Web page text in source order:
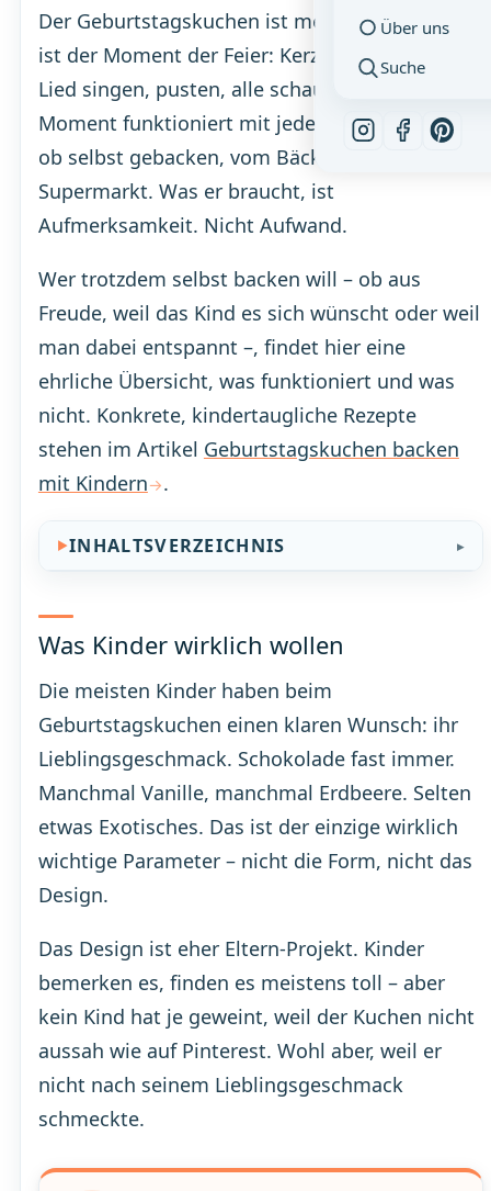
Über uns
Suche
Der Geburtstagskuchen ist mehr als Essen. Er
ist der Moment der Feier: Kerzen anzünden,
Lied singen, pusten, alle schauen. Dieser
Moment funktioniert mit jedem Kuchen – egal
ob selbst gebacken, vom Bäcker oder aus dem
Supermarkt. Was er braucht, ist
Aufmerksamkeit. Nicht Aufwand.
Wer trotzdem selbst backen will – ob aus
Freude, weil das Kind es sich wünscht oder weil
man dabei entspannt –, findet hier eine
ehrliche Übersicht, was funktioniert und was
nicht. Konkrete, kindertaugliche Rezepte
stehen im Artikel Geburtstagskuchen backen
mit Kindern
.
INHALTSVERZEICHNIS
Was Kinder wirklich wollen
Die meisten Kinder haben beim
Geburtstagskuchen einen klaren Wunsch: ihr
Lieblingsgeschmack. Schokolade fast immer.
Manchmal Vanille, manchmal Erdbeere. Selten
etwas Exotisches. Das ist der einzige wirklich
wichtige Parameter – nicht die Form, nicht das
Design.
Das Design ist eher Eltern-Projekt. Kinder
bemerken es, finden es meistens toll – aber
kein Kind hat je geweint, weil der Kuchen nicht
aussah wie auf Pinterest. Wohl aber, weil er
nicht nach seinem Lieblingsgeschmack
schmeckte.